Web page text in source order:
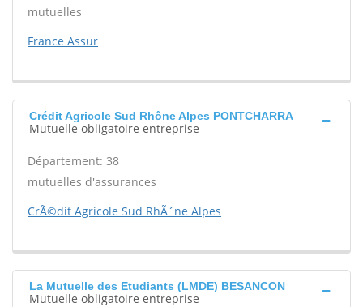
mutuelles
France Assur
Crédit Agricole Sud Rhône Alpes PONTCHARRA
Mutuelle obligatoire entreprise
Département: 38
mutuelles d'assurances
CrÃ©dit Agricole Sud RhÃ´ne Alpes
La Mutuelle des Etudiants (LMDE) BESANCON
Mutuelle obligatoire entreprise